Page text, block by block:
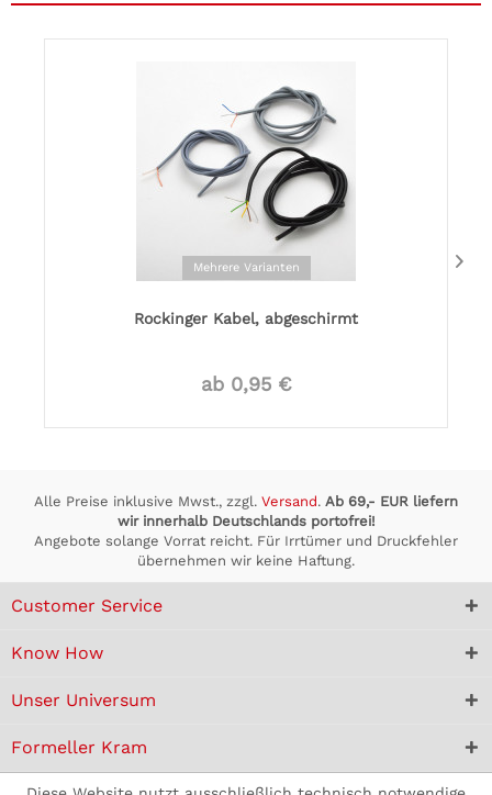
Mehrere Varianten
Rockinger Kabel, abgeschirmt
ab 0,95 €
Alle Preise inklusive Mwst., zzgl. Versand. Ab 69,- EUR liefern
wir innerhalb Deutschlands portofrei!
Angebote solange Vorrat reicht. Für Irrtümer und Druckfehler
übernehmen wir keine Haftung.
Customer Service
Know How
Unser Universum
Formeller Kram